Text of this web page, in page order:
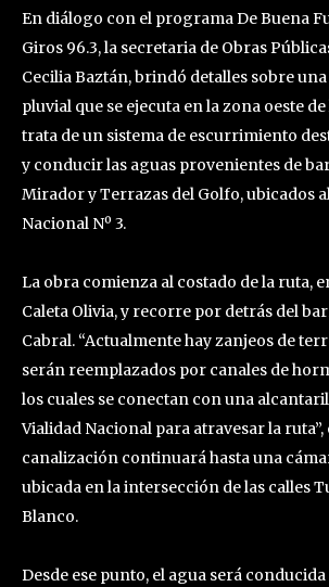
En diálogo con el programa De Buena
Giros 96.3, la secretaria de Obras
Cecilia Baztán, brindó detalles sobre
pluvial que se ejecuta en la zona oeste
trata de un sistema de escurrimiento
y conducir las aguas provenientes de
Mirador y Terrazas del Golfo, ubicados
Nacional Nº 3.
La obra comienza al costado de la ruta,
Caleta Olivia, y recorre por detrás del
Cabral. “Actualmente hay zanjeos de
serán reemplazados por canales de
los cuales se conectan con una
Vialidad Nacional para atravesar la
canalización continuará hasta una
ubicada en la intersección de las calles
Blanco.
Desde ese punto, el agua será